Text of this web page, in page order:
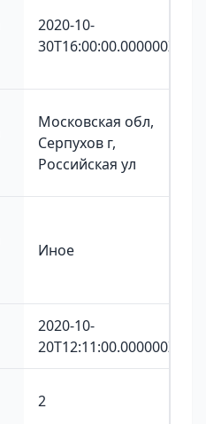
2020-10-
30T16:00:00.000000Z
Московская обл,
Серпухов г,
Российская ул
Иное
2020-10-
20T12:11:00.000000Z
2